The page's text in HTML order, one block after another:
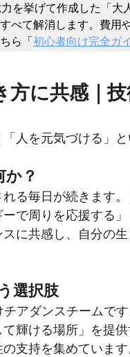
げて作成した「大人
べて解消します。費用
ら「 初心者向け完全ガ
方に共感｜
人を元気づける」と
か？
る毎日が続きます
で周りを応援する
に共感し、自分の
選択肢
アダンスチームで
輝ける場所」を提
支持を集めています